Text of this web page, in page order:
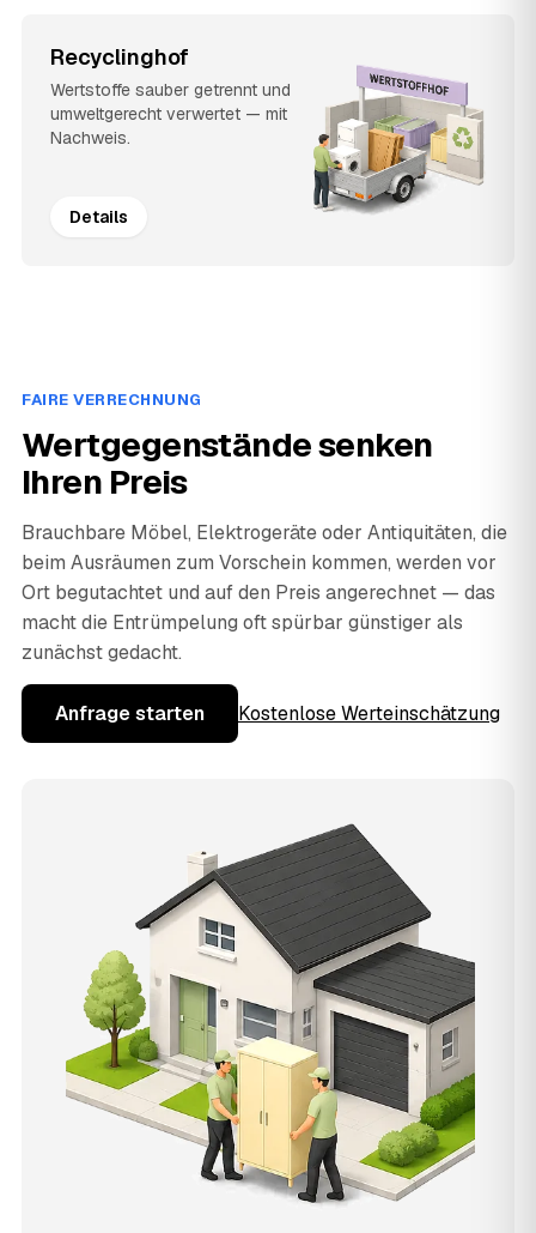
Recyclinghof
Wertstoffe sauber getrennt und
umweltgerecht verwertet — mit
Nachweis.
Details
FAIRE VERRECHNUNG
Wertgegenstände senken
Ihren Preis
Brauchbare Möbel, Elektrogeräte oder Antiquitäten, die
beim Ausräumen zum Vorschein kommen, werden vor
Ort begutachtet und auf den Preis angerechnet — das
macht die Entrümpelung oft spürbar günstiger als
zunächst gedacht.
Anfrage starten Kostenlose Werteinschätzung